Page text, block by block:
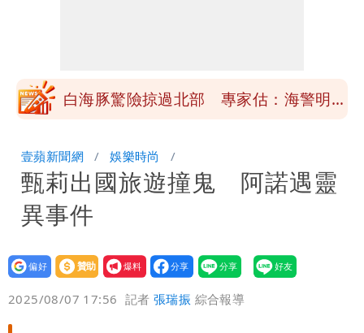
砸重金再買一整桌卡盒
白海豚驚險掠過北部 專家估：海警明發
「終於能交代」 捐500萬獎學金延續愛
白海豚颱風逼近！鄭明典示警「恐遇黑潮
變強」 路徑分歧藏警訊：不利強度維持
壹蘋新聞網 娛樂時尚
甄莉出國旅遊撞鬼 阿諾遇靈
異事件
設為
贊助
我要
爆料
2025/08/07 17:56 記者張瑞振 綜合報導